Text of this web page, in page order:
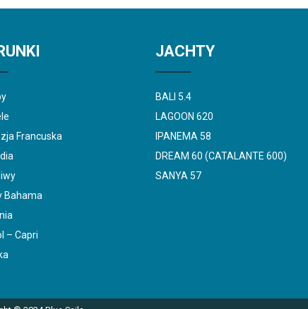
Francuska
Bahama
– Capri
JACHTY
BALI 5.4
LAGOON 620
IPANEMA 58
DREAM 60 (CATALANTE 600)
SANYA 57